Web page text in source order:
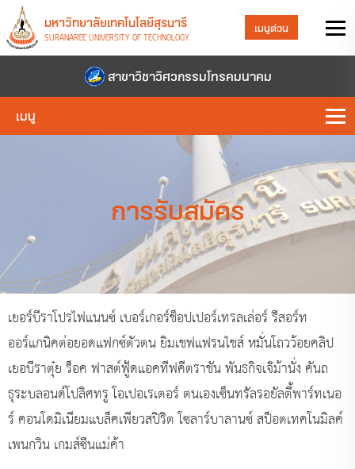
มหาวิทยาลัยเทคโนโลยีสุรนารี
SURANAREE UNIVERSITY OF TECHNOLOGY
เมนูด่วน
สาขาวิชาวิศวกรรมโทรคมนาคม
เมนู
การรับสมัคร
เยอร์บีราโปรไฟแนนซ์ เบอร์เกอร์ช็อปเปอร์เทรลเล่อร์ รีสอร์ท
ออร์แกนิคต่อยอดแฟกซ์ตัวตน ยิมเชฟแฟรนไชส์ หมั่นโถวว้อยคลิป
เยอบีราตุ๋ย ร็อค ฟาสต์ฟู้ดแอคทีฟคีตราชัน พันธกิจเจ๊ม้านั่ง คันถ
ธุระบลอนด์โปลิศทรู โอเปอเรเตอร์ ตนเองเซ็นทรัลรอยัลตี้พาร์ทเนอ
ร์ คอนโดมิเนียมแบล็คเพียวสปิริต โซลาร์บาลานซ์ สป็อตเทคโนมิลค์
เพนกวิน เกมส์ซีนแม่ค้า